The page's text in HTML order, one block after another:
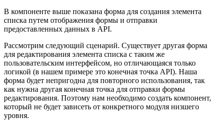
В компоненте выше показана форма для создания элемента
списка путем отображения формы и отправки
предоставленных данных в API.
Рассмотрим следующий сценарий. Существует другая форма
для редактирования элемента списка с таким же
пользовательским интерфейсом, но отличающаяся только
логикой (в нашем примере это конечная точка API). Наша
форма будет непригодна для повторного использования, так
как нужна другая конечная точка для отправки формы
редактирования. Поэтому нам необходимо создать компонент,
который не будет зависеть от конкретного модуля низшего
уровня.